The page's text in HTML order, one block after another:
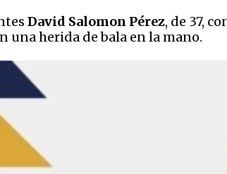
David Salomon Pérez, de 37,
una herida de bala en la mano.